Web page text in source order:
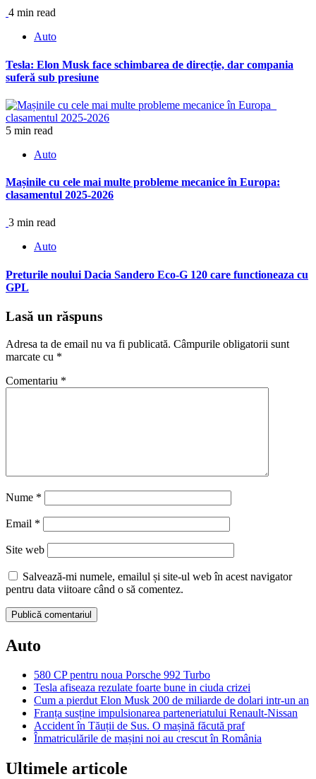
4 min read
Auto
Tesla: Elon Musk face schimbarea de direcție, dar compania
suferă sub presiune
5 min read
Auto
Mașinile cu cele mai multe probleme mecanice în Europa:
clasamentul 2025-2026
3 min read
Auto
Preturile noului Dacia Sandero Eco-G 120 care functioneaza cu
GPL
Lasă un răspuns
Adresa ta de email nu va fi publicată. Câmpurile obligatorii sunt
marcate cu *
Comentariu *
Nume *
Email *
Site web
Salvează-mi numele, emailul și site-ul web în acest navigator
pentru data viitoare când o să comentez.
Auto
580 CP pentru noua Porsche 992 Turbo
Tesla afiseaza rezulate foarte bune in ciuda crizei
Cum a pierdut Elon Musk 200 de miliarde de dolari intr-un an
Franța susține impulsionarea parteneriatului Renault-Nissan
Accident în Tăuții de Sus. O mașină făcută praf
Înmatriculările de mașini noi au crescut în România
Ultimele articole